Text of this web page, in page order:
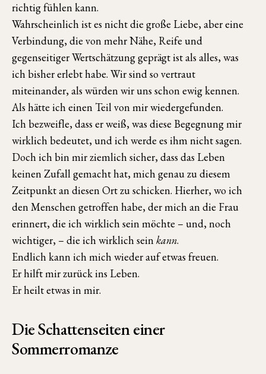
richtig fühlen kann.
Wahrscheinlich ist es nicht die große Liebe, aber eine
Verbindung, die von mehr Nähe, Reife und
gegenseitiger Wertschätzung geprägt ist als alles, was
ich bisher erlebt habe. Wir sind so vertraut
miteinander, als würden wir uns schon ewig kennen.
Als hätte ich einen Teil von mir wiedergefunden.
Ich bezweifle, dass er weiß, was diese Begegnung mir
wirklich bedeutet, und ich werde es ihm nicht sagen.
Doch ich bin mir ziemlich sicher, dass das Leben
keinen Zufall gemacht hat, mich genau zu diesem
Zeitpunkt an diesen Ort zu schicken. Hierher, wo ich
den Menschen getroffen habe, der mich an die Frau
erinnert, die ich wirklich sein möchte – und, noch
wichtiger, – die ich wirklich seinkann.
Endlich kann ich mich wieder auf etwas freuen.
Er hilft mir zurück ins Leben.
Er heilt etwas in mir.
Die Schattenseiten einer
Sommerromanze